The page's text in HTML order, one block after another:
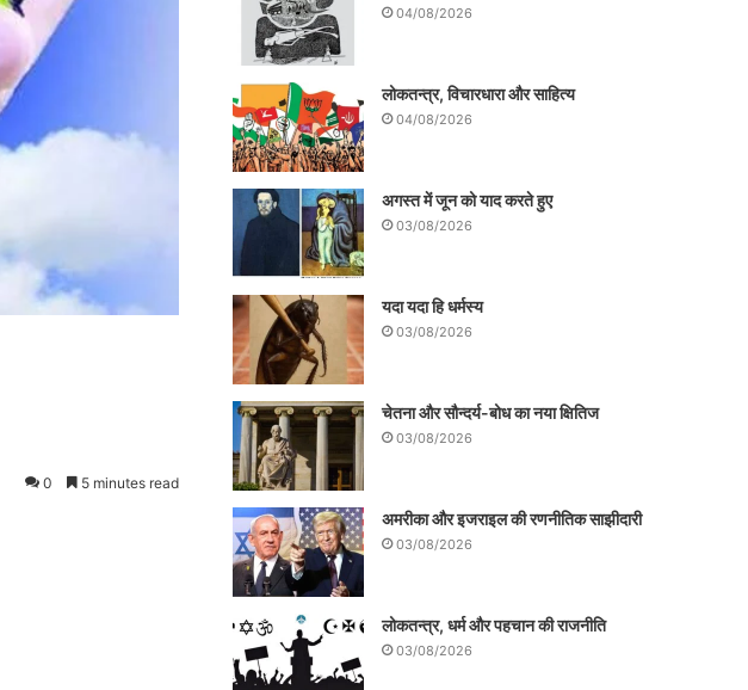
0 5 minutes read
04/08/2026
लोकतन्त्र, विचारधारा और साहित्य
04/08/2026
अगस्त में जून को याद करते हुए
03/08/2026
यदा यदा हि धर्मस्य
03/08/2026
चेतना और सौन्दर्य-बोध का नया क्षितिज
03/08/2026
अमरीका और इजराइल की रणनीतिक साझीदारी
03/08/2026
लोकतन्त्र, धर्म और पहचान की राजनीति
03/08/2026